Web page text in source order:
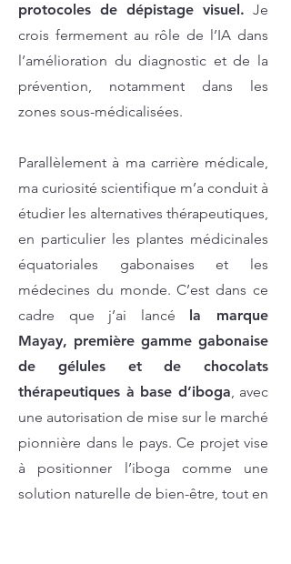
protocoles de dépistage visuel. Je
crois fermement au rôle de l’IA dans
l’amélioration du diagnostic et de la
prévention, notamment dans les
zones sous-médicalisées.
Parallèlement à ma carrière médicale,
ma curiosité scientifique m’a conduit à
étudier les alternatives thérapeutiques,
en particulier les plantes médicinales
équatoriales gabonaises et les
médecines du monde. C’est dans ce
cadre que j’ai lancé la marque
Mayay, première gamme gabonaise
de gélules et de chocolats
thérapeutiques à base d’iboga, avec
une autorisation de mise sur le marché
pionnière dans le pays. Ce projet vise
à positionner l’iboga comme une
solution naturelle de bien-être, tout en